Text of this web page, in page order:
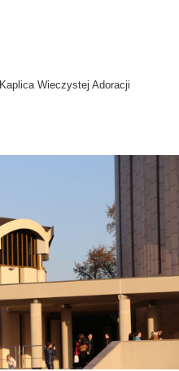
Kaplica Wieczystej Adoracji